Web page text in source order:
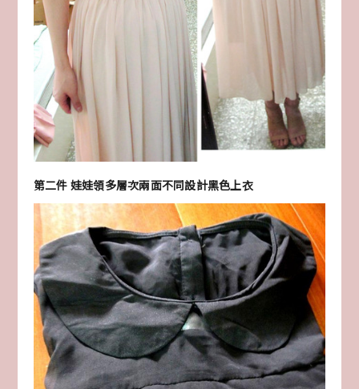
第二件 娃娃領多層次兩面不同設計黑色上衣